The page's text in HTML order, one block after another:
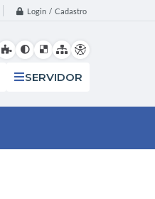
Login / Cadastro
SERVIDOR